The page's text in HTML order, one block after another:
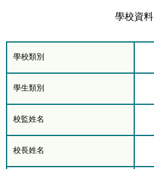
學校資料
學校類別
學生類別
校監姓名
校長姓名